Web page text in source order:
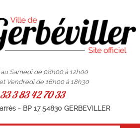
Samedi de 08h00 à 12h00
Vendredi de 16h00 à 18h30
3 83 42 70 33
- BP 17 54830 GERBEVILLER